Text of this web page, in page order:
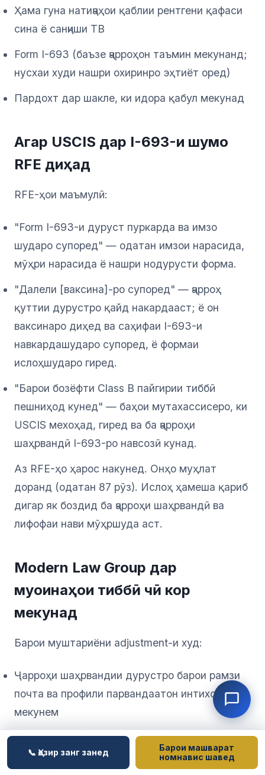
Ҳама гуна натиҷаҳои қаблии рентгени қафаси
сина ё санҷиши TB
Form I-693 (баъзе ҷарроҳон таъмин мекунанд;
нусхаи худи нашри охиринро эҳтиёт оред)
Пардохт дар шакле, ки идора қабул мекунад
Агар USCIS дар I-693-и шумо
RFE диҳад
RFE-ҳои маъмулӣ:
"Form I-693-и дуруст пуркарда ва имзо
шударо супоред" — одатан имзои нарасида,
мӯҳри нарасида ё нашри нодурусти форма.
"Далели [ваксина]-ро супоред" — ҷарроҳ
қуттии дурустро қайд накардааст; ё он
ваксинаро диҳед ва саҳифаи I-693-и
навкардашударо супоред, ё формаи
ислоҳшударо гиред.
"Барои бозёфти Class B пайгирии тиббӣ
пешниҳод кунед" — баҳои мутахассисеро, ки
USCIS мехоҳад, гиред ва ба ҷарроҳи
шаҳрвандӣ I-693-ро навсозӣ кунад.
Аз RFE-ҳо ҳарос накунед. Онҳо муҳлат
доранд (одатан 87 рӯз). Ислоҳ ҳамеша қариб
дигар як боздид ба ҷарроҳи шаҳрвандӣ ва
лифофаи нави мӯҳршуда аст.
Modern Law Group дар
муоинаҳои тиббӣ чӣ кор
мекунад
Барои муштариёни adjustment-и худ:
Ҷарроҳи шаҳрвандии дурустро барои рамзи
почта ва профили парвандаатон интихоб
мекунем
Таърихи ваксинатсияатонро пеш аз боздид
омода мекунем, то шумо сӯзанҳои иловагӣ
📞 Ҳозир занг занед
Барои машварат
номнавис шавед